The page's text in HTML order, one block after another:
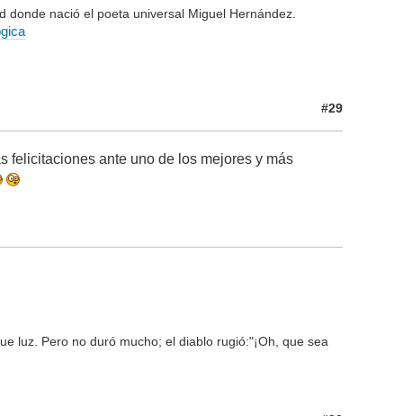
donde nació el poeta universal Miguel Hernández.
#29
felicitaciones ante uno de los mejores y más
luz. Pero no duró mucho; el diablo rugió:"¡Oh, que sea